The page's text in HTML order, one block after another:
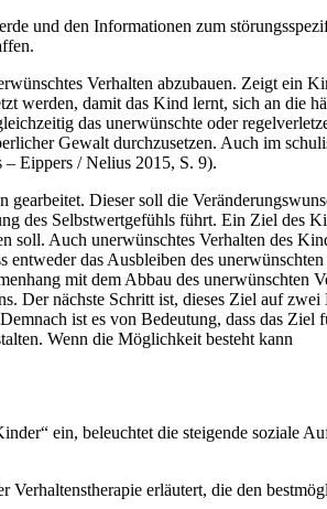
und den Informationen zum
Verhalten abzubauen. Zeigt ein
werden, damit das Kind lernt, sich an die
das unerwünschte oder
Gewalt durchzusetzen. Auch im
Eippers / Nelius 2015, S. 9).
Dieser soll die
des Selbstwertgefühls führt. Ein Ziel des
Auch unerwünschtes Verhalten des
das Ausbleiben des
mit dem Abbau des unerwünschten
Der nächste Schritt ist, dieses Ziel auf
ist es von Bedeutung, dass das
Wenn die Möglichkeit besteht kann
ein, beleuchtet die steigende soziale
erläutert, die den